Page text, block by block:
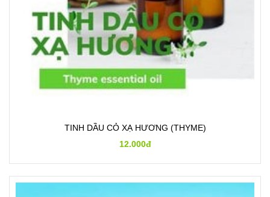
TINH DẦU CỎ XẠ HƯƠNG (THYME)
12.000đ